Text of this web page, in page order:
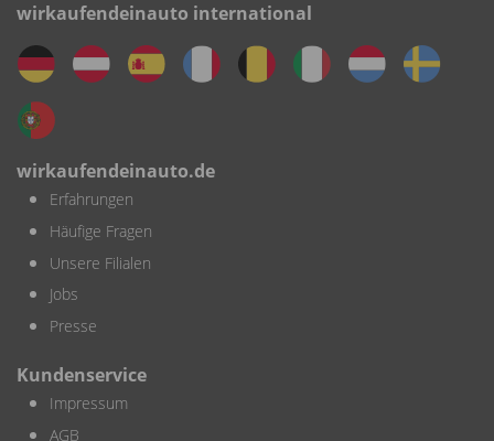
wirkaufendeinauto international
wirkaufendeinauto.de
Erfahrungen
Häufige Fragen
Unsere Filialen
Jobs
Presse
Kundenservice
Impressum
AGB